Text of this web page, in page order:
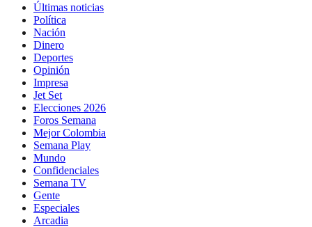
Últimas noticias
Política
Nación
Dinero
Deportes
Opinión
Impresa
Jet Set
Elecciones 2026
Foros Semana
Mejor Colombia
Semana Play
Mundo
Confidenciales
Semana TV
Gente
Especiales
Arcadia